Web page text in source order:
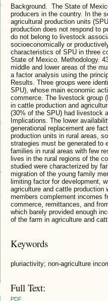
Background. The State of
producers in the country. In the
agricultural production units
production does not respond to
do not belong to livestock
socioeconomically or
characteristics of SPU in three
State of Mexico. Methodology.
middle and lower areas of the
a factor analysis using the
Results. Three groups were
SPU), whose main economic
commerce. The livestock group
in cattle production and
(30% of the SPU) had livestock
Implications. The lower
generational replacement are
production units in rural areas,
strategies must be generated to
families in rural areas with few
lives in the rural regions of the
studied were characterized by
migration of the young family
limiting factor for development,
agriculture and cattle production
members complement incomes
commerce, remittances, and
which barely provided enough
of the farm in agriculture and
Keywords
pluriactivity; non-agriculture
Full Text:
PDF